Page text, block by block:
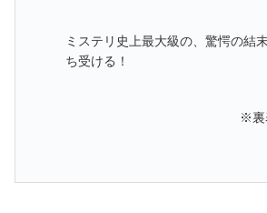
ミステリ史上最大級の、驚愕の結
ち受ける！
※裏